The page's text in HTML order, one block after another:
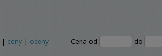
| ceny | oceny Cena od do